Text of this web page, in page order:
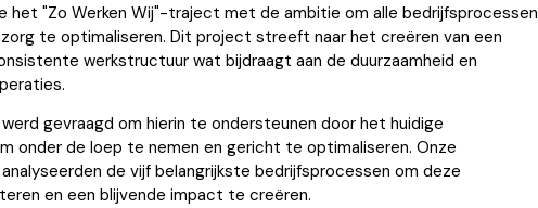
het "Zo Werken Wij"-traject met de ambitie om alle bedrijfsprocessen
te optimaliseren. Dit project streeft naar het creëren van een
werkstructuur wat bijdraagt aan de duurzaamheid en
gevraagd om hierin te ondersteunen door het huidige
onder de loep te nemen en gericht te optimaliseren. Onze
de vijf belangrijkste bedrijfsprocessen om deze
en een blijvende impact te creëren.